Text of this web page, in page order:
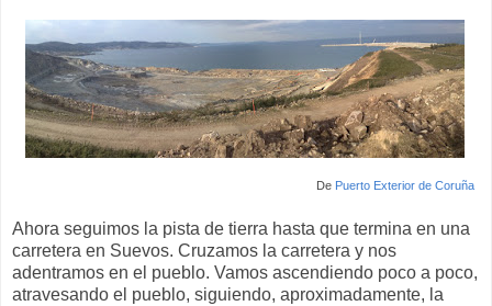
De Puerto Exterior de Coruña
Ahora seguimos la pista de tierra hasta que termina en una
carretera en Suevos. Cruzamos la carretera y nos
adentramos en el pueblo. Vamos ascendiendo poco a poco,
atravesando el pueblo, siguiendo, aproximadamente, la